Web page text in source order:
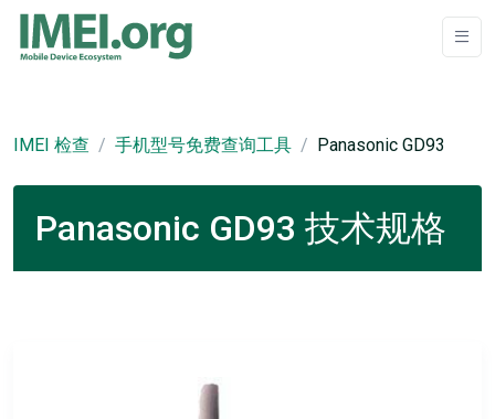
IMEI 检查 手机型号免费查询工具 Panasonic GD93
Panasonic GD93 技术规格